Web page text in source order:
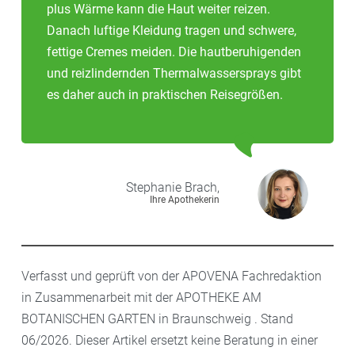
plus Wärme kann die Haut weiter reizen.
Danach luftige Kleidung tragen und schwere,
fettige Cremes meiden. Die hautberuhigenden
und reizlindernden Thermalwassersprays gibt
es daher auch in praktischen Reisegrößen.
Stephanie Brach,
Ihre Apothekerin
Verfasst und geprüft von der APOVENA Fachredaktion
in Zusammenarbeit mit der APOTHEKE AM
BOTANISCHEN GARTEN in Braunschweig . Stand
06/2026. Dieser Artikel ersetzt keine Beratung in einer